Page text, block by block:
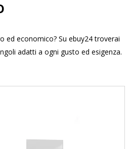
ed economico? Su ebuy24 troverai
adatti a ogni gusto ed esigenza.